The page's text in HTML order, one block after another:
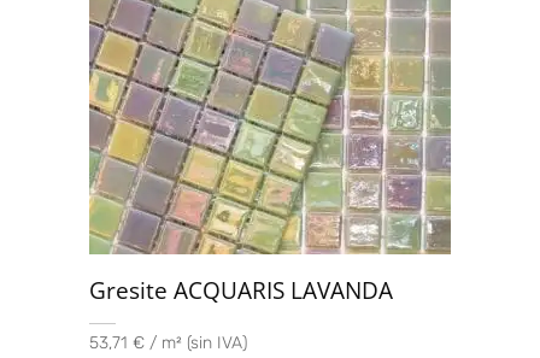
Gresite ACQUARIS LAVANDA
53,71 € / m² (sin IVA)